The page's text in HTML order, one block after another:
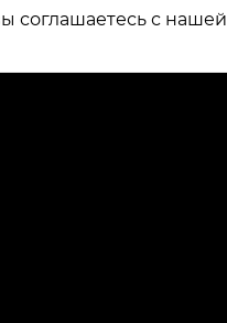
соглашаетесь с нашей